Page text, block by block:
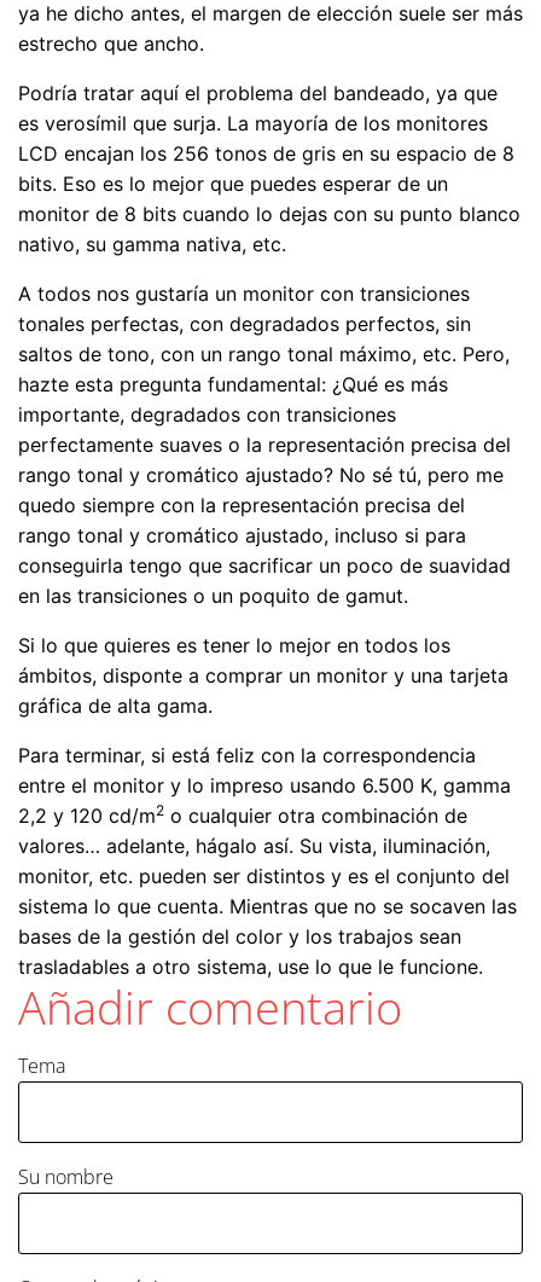
ya he dicho antes, el margen de elección suele ser más
estrecho que ancho.
Podría tratar aquí el problema del bandeado, ya que
es verosímil que surja. La mayoría de los monitores
LCD encajan los 256 tonos de gris en su espacio de 8
bits. Eso es lo mejor que puedes esperar de un
monitor de 8 bits cuando lo dejas con su punto blanco
nativo, su gamma nativa, etc.
A todos nos gustaría un monitor con transiciones
tonales perfectas, con degradados perfectos, sin
saltos de tono, con un rango tonal máximo, etc. Pero,
hazte esta pregunta fundamental: ¿Qué es más
importante, degradados con transiciones
perfectamente suaves o la representación precisa del
rango tonal y cromático ajustado? No sé tú, pero me
quedo siempre con la representación precisa del
rango tonal y cromático ajustado, incluso si para
conseguirla tengo que sacrificar un poco de suavidad
en las transiciones o un poquito de gamut.
Si lo que quieres es tener lo mejor en todos los
ámbitos, disponte a comprar un monitor y una tarjeta
gráfica de alta gama.
Para terminar, si está feliz con la correspondencia
entre el monitor y lo impreso usando 6.500 K, gamma
2,2 y 120 cd/m2 o cualquier otra combinación de
valores… adelante, hágalo así. Su vista, iluminación,
monitor, etc. pueden ser distintos y es el conjunto del
sistema lo que cuenta. Mientras que no se socaven las
bases de la gestión del color y los trabajos sean
trasladables a otro sistema, use lo que le funcione.
Añadir comentario
Tema
Su nombre